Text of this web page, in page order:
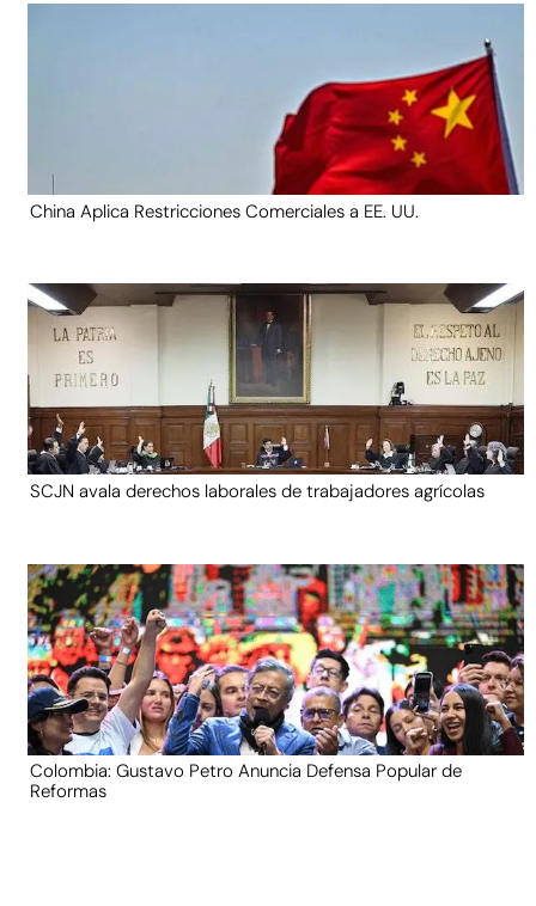
China Aplica Restricciones Comerciales a EE. UU.
SCJN avala derechos laborales de trabajadores agrícolas
Colombia: Gustavo Petro Anuncia Defensa Popular de
Reformas